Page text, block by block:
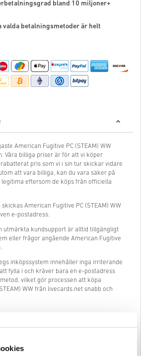
bland 10 miljoner+
valda betalningsmetoder är helt
American Fugitive PC (STEAM) WW
Våra billiga priser är för att vi köper
pris som vi i sin tur skickar vidare
att vara billiga, kan du vara säker på
eftersom de köps från officiella
American Fugitive PC (STEAM) WW
e-postadress.
utmärkta kundsupport är alltid tillgängligt
eller frågor angående American Fugitive
inköpssystem innehåller inga irriterande
fylla i och kräver bara en e-postadress
vilket gör processen att köpa
WW från livecards.net snabb och